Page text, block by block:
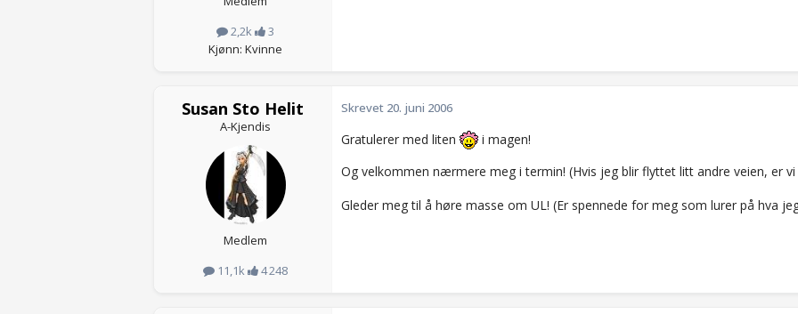
2,2k
3
Kjønn: Kvinne
Susan Sto Helit
A-Kjendis
Medlem
11,1k
4 248
Skrevet 20. juni 2006
Gratulerer med liten
i magen!
Og velkommen nærmere meg i termin! (Hvis jeg blir flyttet litt andre veien, er
Gleder meg til å høre masse om UL! (Er spennede for meg som lurer på hva